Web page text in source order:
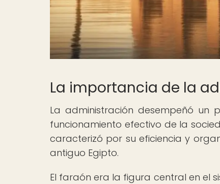
La importancia de la
La administración desempeñó un
funcionamiento efectivo de la
caracterizó por su eficiencia y
antiguo Egipto.
El faraón era la figura central en el